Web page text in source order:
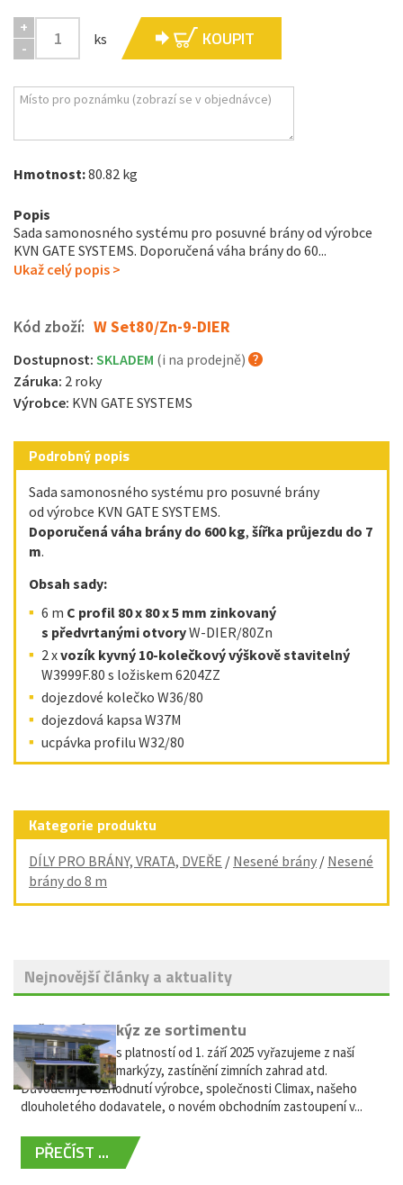
+
-
ks KOUPIT
Hmotnost:80.82 kg
Popis
Sada samonosného systému pro posuvné brány od výrobce
KVN GATE SYSTEMS. Doporučená váha brány do 60...
Ukaž celý popis >
Kód zboží: W Set80/Zn-9-DIER
Dostupnost: SKLADEM (i na prodejně)
Záruka: 2 roky
Výrobce: KVN GATE SYSTEMS
Podrobný popis
Sada samonosného systému pro posuvné brány
od výrobce KVN GATE SYSTEMS.
Doporučená váha brány do 600 kg, šířka průjezdu do 7
m.
Obsah sady:
6 m C profil 80 x 80 x 5 mm​ zinkovaný
s předvrtanými otvoryW-DIER/80Zn
2 xvozík kyvný 10-kolečkovývýškově stavitelný
W3999F.80 s ložiskem 6204ZZ
dojezdové kolečko W36/80
dojezdová kapsa W37M
ucpávka profilu W32/80
Kategorie produktu
DÍLY PRO BRÁNY, VRATA, DVEŘE / Nesené brány / Nesené
brány do 8 m
Nejnovější články a aktuality
Vyřazení markýz ze sortimentu
Vážení zákazníci, s platností od 1. září 2025 vyřazujeme z naší
nabídky výsuvné markýzy, zastínění zimních zahrad atd.
Důvodem je rozhodnutí výrobce, společnosti Climax, našeho
dlouholetého dodavatele, o novém obchodním zastoupení v...
PŘEČÍST ...